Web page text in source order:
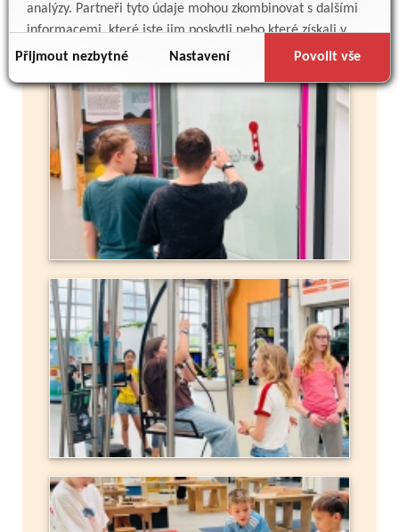
analýzy. Partneři tyto údaje mohou zkombinovat s dalšími
informacemi, které jste jim poskytli nebo které získali v
důsledku toho, že používáte jejich služby.
Přijmout nezbytné Nastavení Povolit vše
Techmania Plzeň
Třídy: 3.A